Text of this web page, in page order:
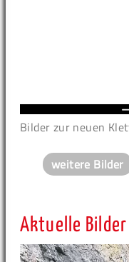
Bilder zur neuen
weitere Bilder
Aktuelle Bilder